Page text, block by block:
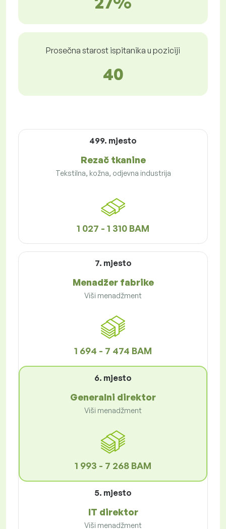
Prosečna starost ispitanika u poziciji
40
499. mjesto
Rezač tkanine
Tekstilna, kožna, odjevna industrija
1 027 - 1 310 BAM
7. mjesto
Menadžer fabrike
Viši menadžment
1 694 - 7 474 BAM
6. mjesto
Generalni direktor
Viši menadžment
1 993 - 7 268 BAM
5. mjesto
IT direktor
Viši menadžment